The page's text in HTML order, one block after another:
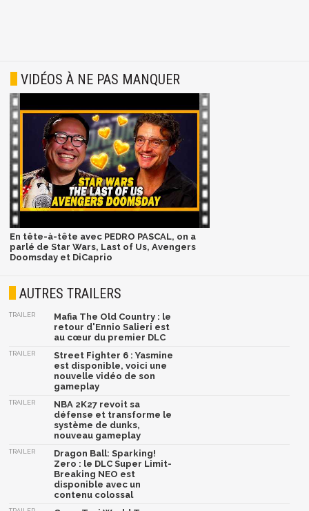
VIDÉOS À NE PAS MANQUER
En tête-à-tête avec PEDRO PASCAL, on a
parlé de Star Wars, Last of Us, Avengers
Doomsday et DiCaprio
AUTRES TRAILERS
TRAILER
Mafia The Old Country : le
retour d'Ennio Salieri est
au cœur du premier DLC
TRAILER
Street Fighter 6 : Yasmine
est disponible, voici une
nouvelle vidéo de son
gameplay
TRAILER
NBA 2K27 revoit sa
défense et transforme le
système de dunks,
nouveau gameplay
TRAILER
Dragon Ball: Sparking!
Zero : le DLC Super Limit-
Breaking NEO est
disponible avec un
contenu colossal